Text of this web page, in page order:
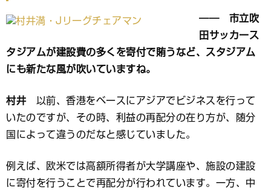
―― 市立吹
田サッカース
タジアムが建設費の多くを寄付で賄うなど、スタジアム
にも新たな風が吹いていますね。
村井以前、香港をベースにアジアでビジネスを行って
いたのですが、その時、利益の再配分の在り方が、随分
国によって違うのだなと感じていました。
例えば、欧米では高額所得者が大学講座や、施設の建設
に寄付を行うことで再配分が行われています。一方、中